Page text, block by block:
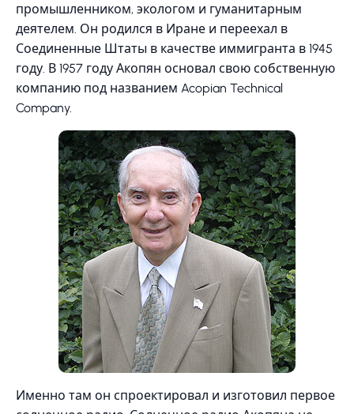
промышленником, экологом и гуманитарным
деятелем. Он родился в Иране и переехал в
Соединенные Штаты в качестве иммигранта в 1945
году. В 1957 году Акопян основал свою собственную
компанию под названием Acopian Technical
Company.
Именно там он спроектировал и изготовил первое